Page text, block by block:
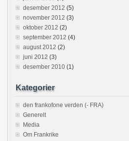
desember 2012 (5)
november 2012 (3)
oktober 2012 (2)
september 2012 (4)
august 2012 (2)
juni 2012 (3)
desember 2010 (1)
Kategorier
den frankofone verden (- FRA)
Generelt
Media
Om Frankrike